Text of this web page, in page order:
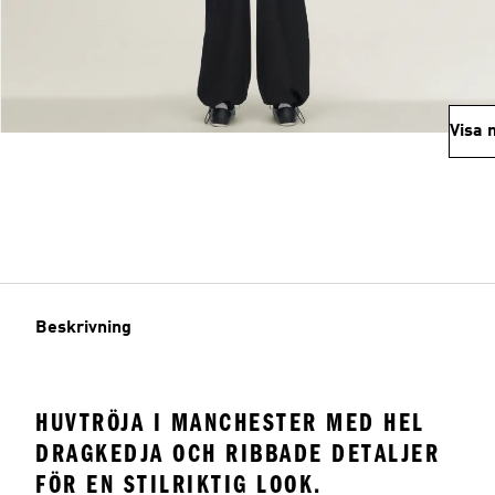
Visa
Beskrivning
HUVTRÖJA I MANCHESTER MED HEL
DRAGKEDJA OCH RIBBADE DETALJER
FÖR EN STILRIKTIG LOOK.